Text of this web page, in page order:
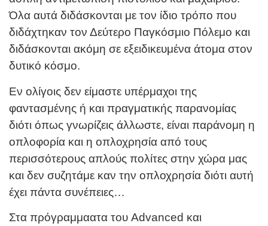
Όλα αυτά διδάσκονται με τον ίδιο τρόπο που
διδάχτηκαν τον Δεύτερο Παγκόσμιο Πόλεμο και
διδάσκονται ακόμη σε εξειδικευμένα άτομα στον
δυτικό κόσμο.
Εν ολίγοις δεν είμαστε υπέρμαχοι της
φαντασμένης ή και πραγματικής παρανομίας
διότι όπως γνωρίζεις άλλωστε, είναι παράνομη η
οπλοφορία και η οπλοχρησία από τους
περισσότερους απλούς πολίτες στην χώρα μας
και δεν συζητάμε καν την οπλοχρησία διότι αυτή
έχει πάντα συνέπειες…
Στα πρόγραμμαατα του Advanced και